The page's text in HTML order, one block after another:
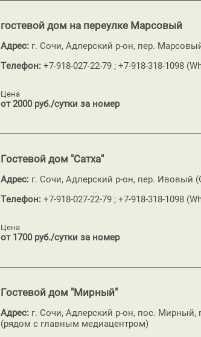
гостевой дом на переулке Марсовый
Адрес: г. Сочи, Адлерский р-он, пер.
Телефон: +7-918-027-22-79 ; +7-918-318-1098
Цена
от 2000 руб./сутки за номер
Гостевой дом "Сатха"
Адрес: г. Сочи, Адлерский р-он, пер. Ивовый
Телефон: +7-918-027-22-79 ; +7-918-318-1098
Цена
от 1700 руб./сутки за номер
Гостевой дом "Мирный"
Адрес: г. Сочи, Адлерский р-он, пос.
(рядом с главным медиацентром)